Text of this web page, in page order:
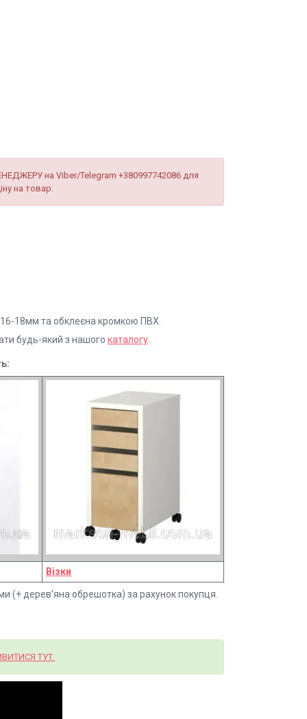
на Viber/Telegram +380997742086 для
на товар.
18мм та обклеєна кромкою ПВХ.
будь-який з нашого каталогу
Візки
(+ дерев'яна обрешотка) за рахунок покупця.
ТУТ.